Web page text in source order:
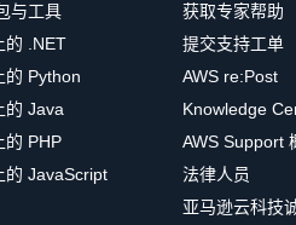
与工具
的 .NET
的 Python
的 Java
的 PHP
的 JavaScript
获取专家帮助
提交支持工单
AWS re:Post
Knowledge
AWS Support
法律人员
亚马逊云科技